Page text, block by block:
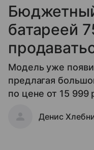
батареей
Модель уже
предлагая
по цене от 15 999
Денис